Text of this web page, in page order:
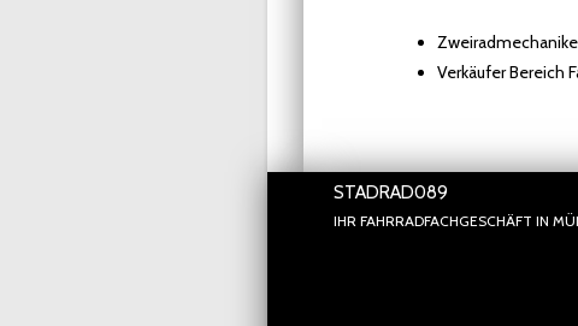
Verkäufer Bereich
STADRAD089
IHR FAHRRADFACHGESCHÄFT IN